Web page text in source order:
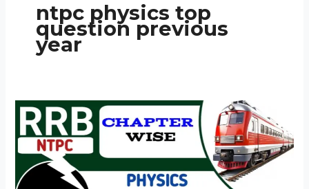
ntpc physics top
question previous
year